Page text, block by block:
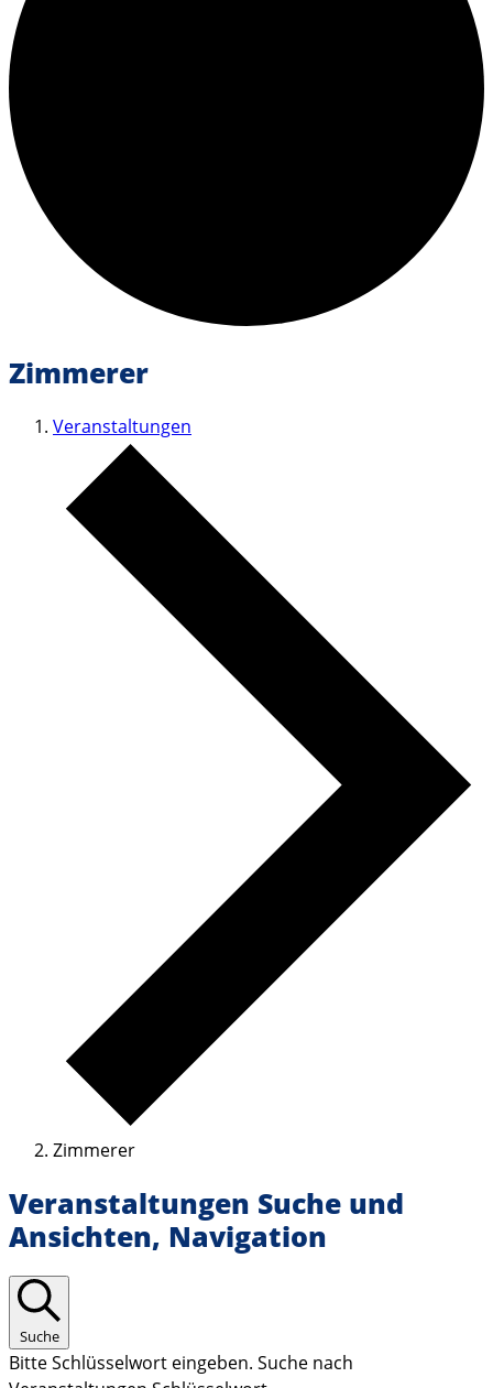
Zimmerer
Veranstaltungen
Zimmerer
Veranstaltungen Suche und
Ansichten, Navigation
Suche
Bitte Schlüsselwort eingeben. Suche nach